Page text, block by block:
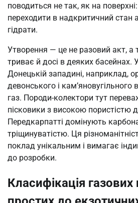
поводиться не так, як на
переходити в надкритичний стан
гідрати.
Утворення — це не разовий акт, а
триває й досі в деяких басейнах.
Донецькій западині, наприклад,
девонського і кам’яновугільного
газ. Породи-колектори тут
пісковики з високою пористістю
Передкарпатті домінують
тріщинуватістю. Ця
поклад унікальним і вимагає
до розробки.
Класифікація газових